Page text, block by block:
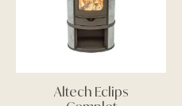
Altech Eclips